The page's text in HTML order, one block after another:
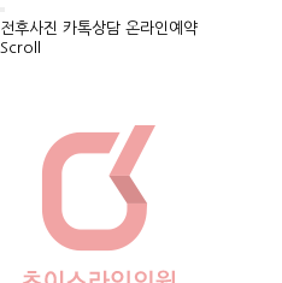
전후사진 카톡상담 온라인예약
Scroll